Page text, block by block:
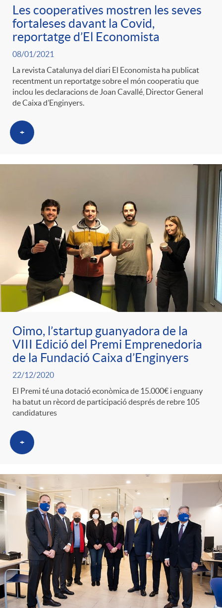
Les cooperatives mostren les seves
fortaleses davant la Covid,
reportatge d’El Economista
08/01/2021
La revista Catalunya del diari El Economista ha publicat
recentment un reportatge sobre el món cooperatiu que
inclou les declaracions de Joan Cavallé, Director General
de Caixa d’Enginyers.
+
Oimo, l’startup guanyadora de la
VIII Edició del Premi Emprenedoria
de la Fundació Caixa d’Enginyers
22/12/2020
El Premi té una dotació econòmica de 15.000€ i enguany
ha batut un rècord de participació després de rebre 105
candidatures
+